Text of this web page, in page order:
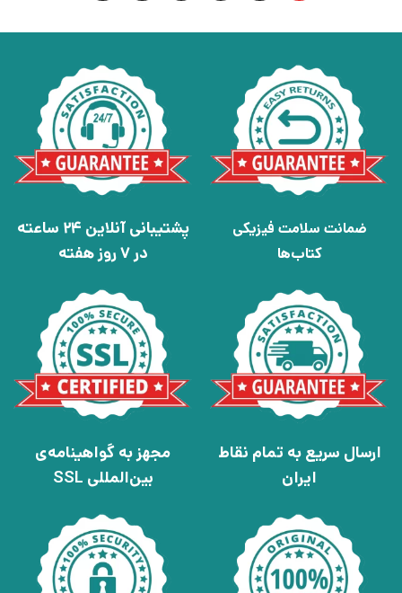
ضمانت سلامت فیزیکی
کتاب‌ها
پشتیبانی آنلاین 24 ساعته
در 7 روز هفته
ارسال سریع به تمام نقاط
ایران
مجهز به گواهینامه‌ی
بین‌المللی SSL